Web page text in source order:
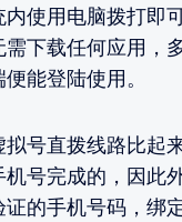
使用电脑拨打即
下载任何应用，
能登陆使用。
拟号直拨线路比起
机号完成的，因此
证的手机号码，绑